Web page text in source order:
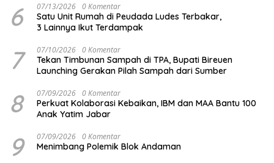
6 07/13/2026 0 Komentar
Satu Unit Rumah di Peudada Ludes Terbakar,
3 Lainnya Ikut Terdampak
7 07/10/2026 0 Komentar
Tekan Timbunan Sampah di TPA, Bupati Bireuen
Launching Gerakan Pilah Sampah dari Sumber
8 07/09/2026 0 Komentar
Perkuat Kolaborasi Kebaikan, IBM dan MAA Bantu 100
Anak Yatim Jabar
9 07/09/2026 0 Komentar
Menimbang Polemik Blok Andaman